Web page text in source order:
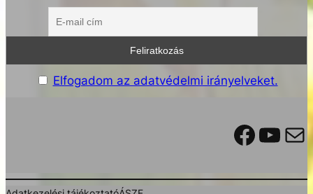
Elfogadom az adatvédelmi irányelveket.
Facebook YouTube Mail